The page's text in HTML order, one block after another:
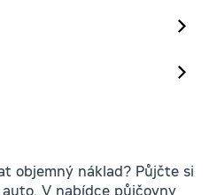
objemný náklad? Půjčte si